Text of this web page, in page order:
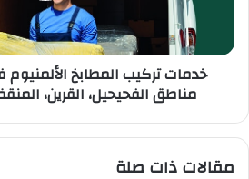
خدمات تركيب المطابخ
مناطق الفحيحيل، القرين،
مقالات ذات صلة